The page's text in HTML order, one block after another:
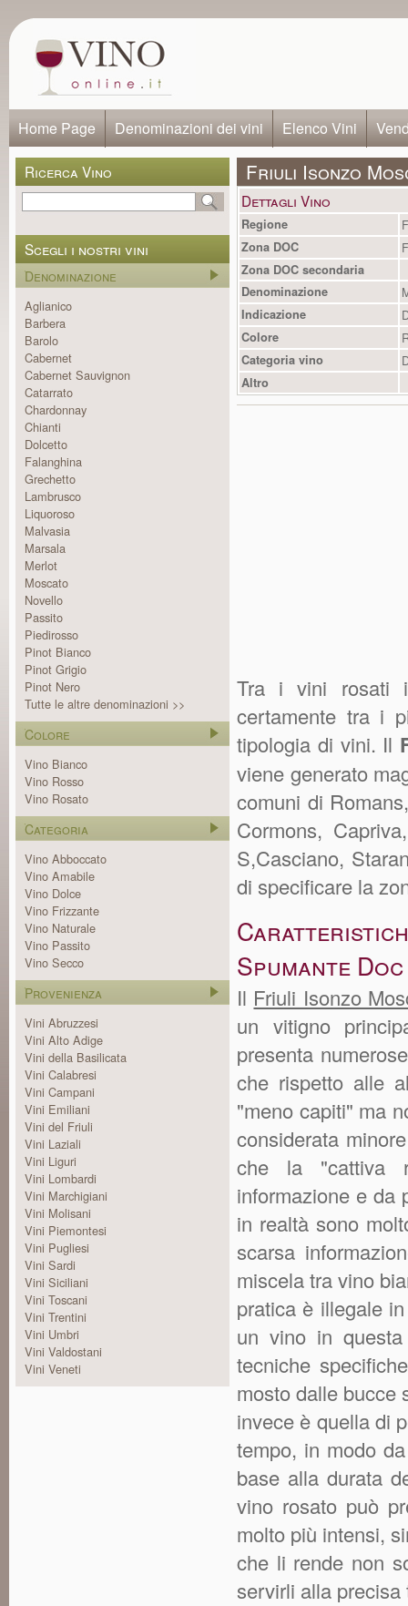
Home Page Denominazioni dei vini Elenco Vini
Ricerca Vino
Scegli i nostri vini
Denominazione
Aglianico
Barbera
Barolo
Cabernet
Cabernet Sauvignon
Catarrato
Chardonnay
Chianti
Dolcetto
Falanghina
Grechetto
Lambrusco
Liquoroso
Malvasia
Marsala
Merlot
Moscato
Novello
Passito
Piedirosso
Pinot Bianco
Pinot Grigio
Pinot Nero
Tutte le altre denominazioni >>
Colore
Vino Bianco
Vino Rosso
Vino Rosato
Categoria
Vino Abboccato
Vino Amabile
Vino Dolce
Vino Frizzante
Vino Naturale
Vino Passito
Vino Secco
Provenienza
Vini Abruzzesi
Vini Alto Adige
Vini della Basilicata
Vini Calabresi
Vini Campani
Vini Emiliani
Vini del Friuli
Vini Laziali
Vini Liguri
Vini Lombardi
Vini Marchigiani
Vini Molisani
Vini Piemontesi
Vini Pugliesi
Vini Sardi
Vini Siciliani
Vini Toscani
Vini Trentini
Vini Umbri
Vini Valdostani
Vini Veneti
Friuli Isonzo
Dettagli Vino
Regione
Zona DOC
Zona DOC secondaria
Denominazione
Indicazione
Colore
Categoria vino
Altro
Tra i vini
certamente tra i
tipologia di vini. Il
viene generato
comuni di
Cormons,
S,Casciano,
di specificare la
Spumante Doc
Il Friuli Isonzo
un vitigno
presenta
che rispetto alle
"meno capiti" ma
considerata
che la "cattiva
informazione e da
in realtà sono
scarsa
miscela tra vino
pratica è illegale
un vino in
tecniche
mosto dalle bucce
invece è quella di
tempo, in modo
base alla durata
vino rosato può
molto più intensi,
che li rende non
servirli alla